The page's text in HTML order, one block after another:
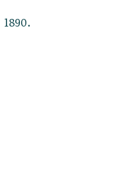
1890.